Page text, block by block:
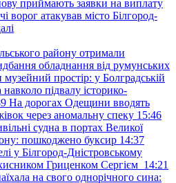
приймають заявки на виплату
ворог атакував місто Білгород-
району отримали
обладнання від румунських
простір: у Болградській
підвалу історико-
На дорогах Одещини вводять
через аномальну спеку 15:46
судна в портах Великої
пошкоджено буксир 14:37
у Білгород-Дністровському
Гриценком Сергієм 14:21
на свого однорічного сина: